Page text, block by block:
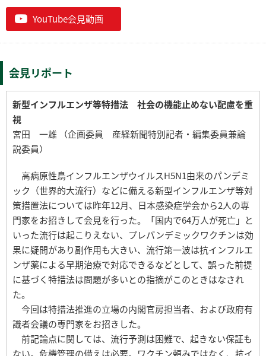
YouTube会見動画
会見リポート
新型インフルエンザ等特措法 社会の機能止めない配慮を重
視
宮田 一雄 （企画委員 産経新聞特別記者・編集委員兼論
説委員）
高病原性鳥インフルエンザウイルスH5N1由来のパンデミ
ック（世界的大流行）などに備える新型インフルエンザ等対
策措置法については昨年12月、日本感染症学会から2人の専
門家をお招きして会見を行った。「国内で64万人が死亡」と
いった流行は起こりえない、プレパンデミックワクチンは効
果に疑問があり副作用も大きい、流行第一波は抗インフルエ
ンザ薬による早期治療で対応できるなどとして、誤った前提
に基づく特措法は問題が多いとの指摘がこのときはなされ
た。
今回は特措法推進の立場の内閣官房担当者、および政府有
識者会議の専門家をお招きした。
前記論点に関しては、流行予測は困難で、起きない保証も
ない。危機管理の備えは必要。ワクチン頼みではなく、抗イ